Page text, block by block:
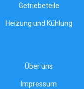
Getriebeteile
Heizung und Kühlung
Über uns
Impressum